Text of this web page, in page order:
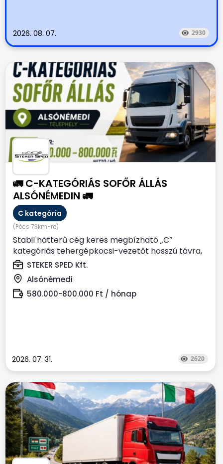
2026. 08. 07. 2930
🚛 C-KATEGÓRIÁS SOFŐR ÁLLÁS
ALSÓNÉMEDIN 🚛
C kategória
(Pécs 73km-re)
Stabil hátterű cég keres megbízható „C”
kategóriás tehergépkocsi-vezetőt hosszú távra,
Alsónémedi...
STEKER SPED Kft.
Alsónémedi
580.000-800.000 Ft / hónap
2026. 07. 31. 2620